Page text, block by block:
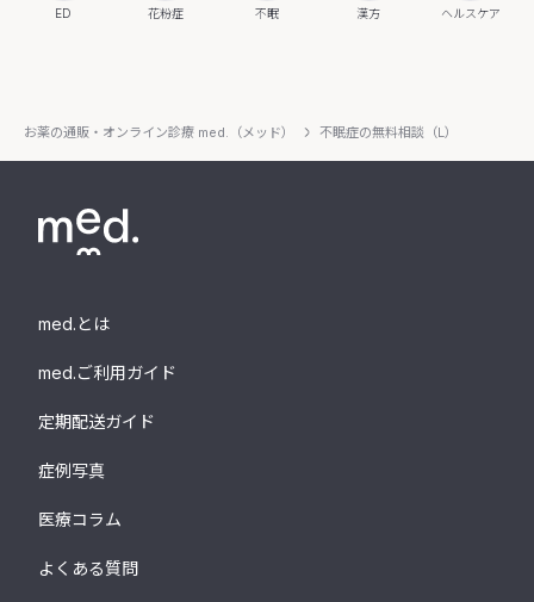
ED 花粉症 不眠 漢方 ヘルスケア
お薬の通販・オンライン診療 med.（メッド） 不眠症の無料相談（L）
med.とは
med.ご利用ガイド
定期配送ガイド
症例写真
医療コラム
よくある質問